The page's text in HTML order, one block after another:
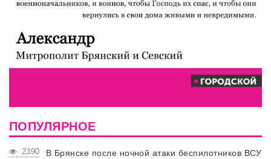
ПОПУЛЯРНОЕ
2390
В Брянске после ночной атаки беспилотников ВСУ